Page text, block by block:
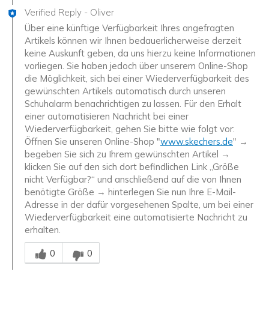
Verified Reply - Oliver
Über eine künftige Verfügbarkeit Ihres angefragten
Artikels können wir Ihnen bedauerlicherweise derzeit
keine Auskunft geben, da uns hierzu keine Informationen
vorliegen. Sie haben jedoch über unserem Online-Shop
die Möglichkeit, sich bei einer Wiederverfügbarkeit des
gewünschten Artikels automatisch durch unseren
Schuhalarm benachrichtigen zu lassen. Für den Erhalt
einer automatisieren Nachricht bei einer
Wiederverfügbarkeit, gehen Sie bitte wie folgt vor:
Öffnen Sie unseren Online-Shop "www.skechers.de" →
begeben Sie sich zu Ihrem gewünschten Artikel →
klicken Sie auf den sich dort befindlichen Link „Größe
nicht Verfügbar?“ und anschließend auf die von Ihnen
benötigte Größe → hinterlegen Sie nun Ihre E-Mail-
Adresse in der dafür vorgesehenen Spalte, um bei einer
Wiederverfügbarkeit eine automatisierte Nachricht zu
erhalten.
Mitarbeiter-Gutachter
0
0